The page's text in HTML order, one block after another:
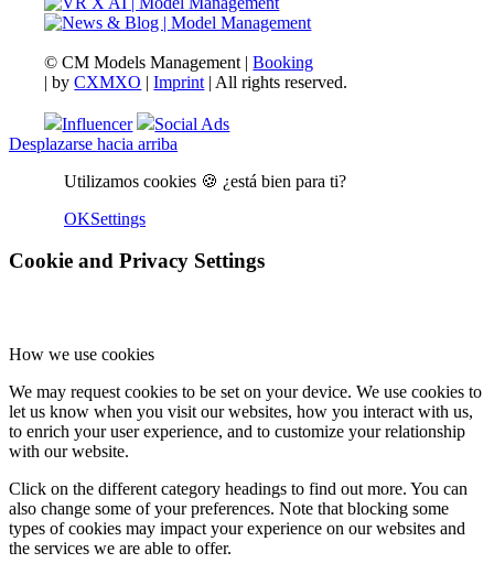
© CM Models Management |Booking
|byCXMXO |Imprint | All rights reserved.
Influencer
Social Ads
Desplazarse hacia arriba
Utilizamos cookies 🍪 ¿está bien para ti?
OKSettings
Cookie and Privacy Settings
How we use cookies
We may request cookies to be set on your device. We use cookies to
let us know when you visit our websites, how you interact with us,
to enrich your user experience, and to customize your relationship
with our website.
Click on the different category headings to find out more. You can
also change some of your preferences. Note that blocking some
types of cookies may impact your experience on our websites and
the services we are able to offer.